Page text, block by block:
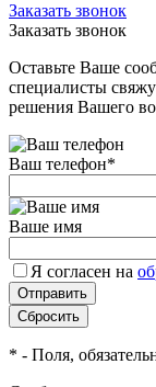
Заказать звонок
Заказать звонок
Оставьте Ваше
специалисты
решения Вашего
Ваш телефон*
Ваше имя
Я согласен на
* - Поля,